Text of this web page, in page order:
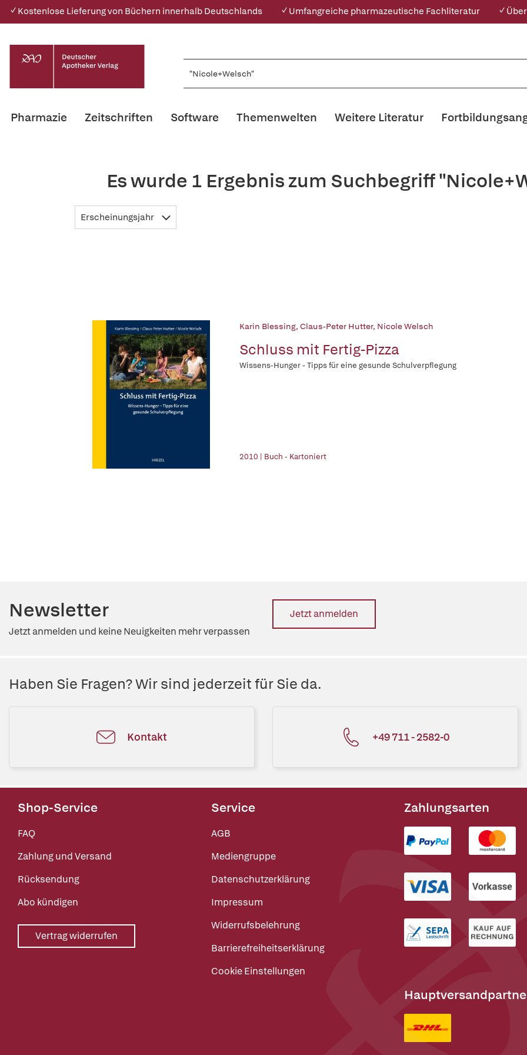
✓ Kostenlose Lieferung von Büchern innerhalb Deutschlands ✓ Umfangreiche pharmazeutische Fachliteratur ✓
Pharmazie Zeitschriften Software Themenwelten Weitere Literatur
Es wurde 1 Ergebnis zum Suchbegriff
Erscheinungsjahr
Karin Blessing, Claus-Peter Hutter, Nicole Welsch
Schluss mit Fertig-Pizza
Wissens-Hunger - Tipps für eine gesunde Schulverpflegung
2010 | Buch - Kartoniert
Newsletter
Jetzt anmelden und keine Neuigkeiten mehr verpassen
Jetzt anmelden
Haben Sie Fragen? Wir sind jederzeit für Sie da.
Kontakt +49 711 - 2582-0
Shop-Service
FAQ
Zahlung und Versand
Rücksendung
Abo kündigen
Vertrag widerrufen
Service
AGB
Mediengruppe
Datenschutzerklärung
Impressum
Widerrufsbelehrung
Barrierefreiheitserklärung
Cookie Einstellungen
Zahlungsarten